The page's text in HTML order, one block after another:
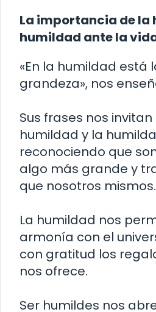
La importancia de la
humildad ante la
«En la humildad está
grandeza», nos
Sus frases nos
humildad y la
reconociendo que
algo más grande y
que nosotros mismos.
La humildad nos
armonía con el
con gratitud los
nos ofrece.
Ser humildes nos